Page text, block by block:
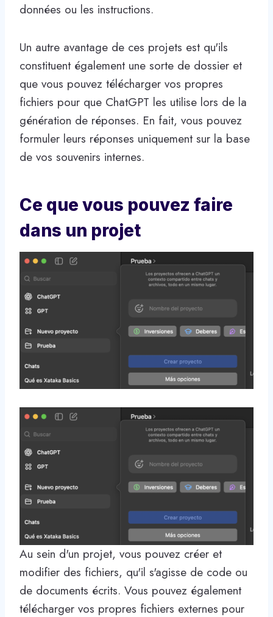
données ou les instructions.
Un autre avantage de ces projets est qu'ils
constituent également une sorte de dossier et
que vous pouvez télécharger vos propres
fichiers pour que ChatGPT les utilise lors de la
génération de réponses. En fait, vous pouvez
formuler leurs réponses uniquement sur la base
de vos souvenirs internes.
Ce que vous pouvez faire
dans un projet
Au sein d'un projet, vous pouvez créer et
modifier des fichiers, qu'il s'agisse de code ou
de documents écrits. Vous pouvez également
télécharger vos propres fichiers externes pour